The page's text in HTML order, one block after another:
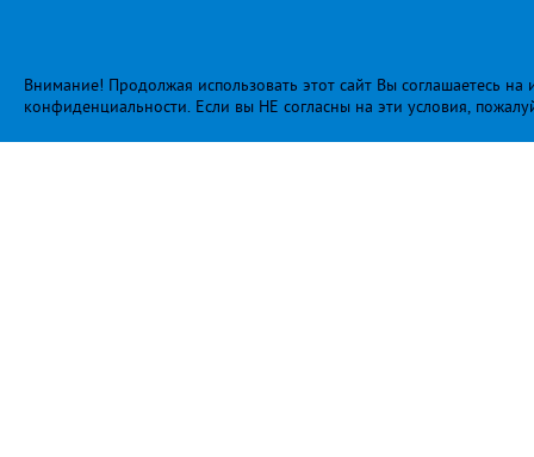
Внимание! Продолжая использовать этот сайт Вы соглашаетесь
конфиденциальности. Если вы НЕ согласны на эти условия,